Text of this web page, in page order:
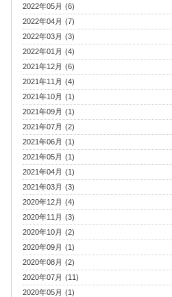
2022年05月 (6)
2022年04月 (7)
2022年03月 (3)
2022年01月 (4)
2021年12月 (6)
2021年11月 (4)
2021年10月 (1)
2021年09月 (1)
2021年07月 (2)
2021年06月 (1)
2021年05月 (1)
2021年04月 (1)
2021年03月 (3)
2020年12月 (4)
2020年11月 (3)
2020年10月 (2)
2020年09月 (1)
2020年08月 (2)
2020年07月 (11)
2020年05月 (1)